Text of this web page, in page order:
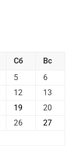
Сб
Вс
5
6
12
13
19
20
26
27